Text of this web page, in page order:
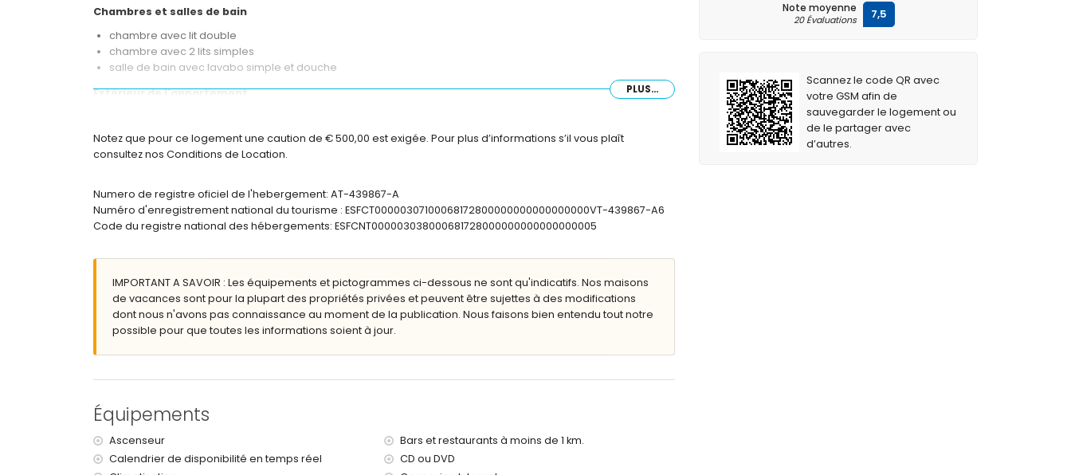
Chambres et salles de bain
chambre avec lit double
chambre avec 2 lits simples
salle de bain avec lavabo simple et douche
Extérieur de l'appartement
Informations supplémentaires
port le plus proche : Moraira (à moins de 1000 mètres de l'appartement)
aéroport le plus proche : Alicante (à moins de 100 kilomètres de l'appartement)
deuxième aéroport le plus proche : Valence (> 100 kilomètres)
Le bâtiment où se trouve le logement dispose d'un ascenseur.
Équipements et services inclus dans le prix de la location de l'appartement
internet (WiFi)
aspirateur
Divertissements et activités de loisirs pour vos vacances à Moraira, Costa Blanca
promenade (à moins de 1000 mètres de la maison)
Sports
PLUS...
Notez que pour ce logement une caution de € 500,00 est exigée. Pour plus d’informations s’il vous plaît
consultez nos Conditions de Location.
Numero de registre oficiel de l'hebergement: AT-439867-A
Numéro d'enregistrement national du tourisme : ESFCT00000307100068172800000000000000000VT-439867-A6
Code du registre national des hébergements: ESFCNT000003038000681728000000000000000005
IMPORTANT A SAVOIR : Les équipements et pictogrammes ci-dessous ne sont qu'indicatifs. Nos maisons
de vacances sont pour la plupart des propriétés privées et peuvent être sujettes à des modifications
dont nous n'avons pas connaissance au moment de la publication. Nous faisons bien entendu tout notre
possible pour que toutes les informations soient à jour.
Équipements
Ascenseur
Bars et restaurants à moins de 1 km.
Calendrier de disponibilité en temps réel
CD ou DVD
Note moyenne
20 Évaluations 7,5
Scannez le code QR avec
votre GSM afin de
sauvegarder le logement ou
de le partager avec
d’autres.